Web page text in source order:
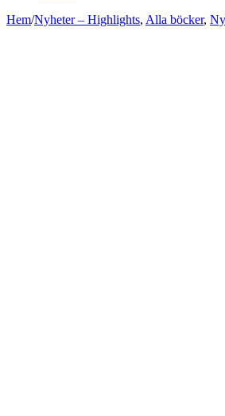
Hem/Nyheter – Highlights, Alla böcker,